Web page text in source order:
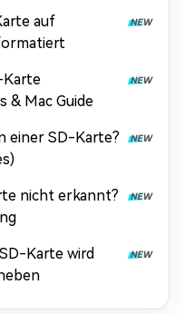
auf
Karte
& Mac Guide
einer SD-Karte?
nicht erkannt?
Karte wird